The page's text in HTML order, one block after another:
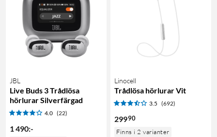
JBL
Live Buds 3 Trådlösa
hörlurar Silverfärgad
4.0 (22)
1 490:-
Linocell
Trådlösa hörlurar Vit
3.5 (692)
29990
Finns i 2 varianter